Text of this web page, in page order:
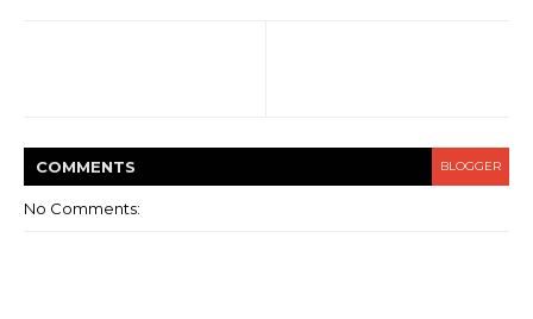
COMMENTS BLOGGER
No Comments: